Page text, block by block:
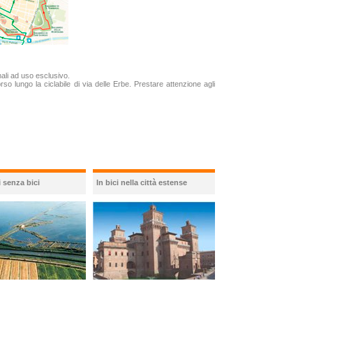
ad uso esclusivo.
lungo la ciclabile di via delle Erbe. Prestare attenzione agli
senza bici In bici nella città estense